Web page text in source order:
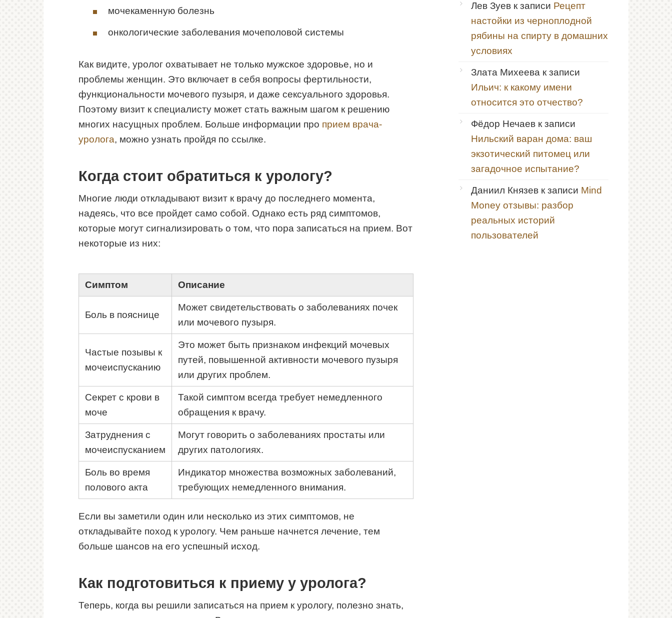
мочекаменную болезнь
онкологические заболевания мочеполовой системы
Как видите, уролог охватывает не только мужское здоровье, но и
проблемы женщин. Это включает в себя вопросы фертильности,
функциональности мочевого пузыря, и даже сексуального здоровья.
Поэтому визит к специалисту может стать важным шагом к решению
многих насущных проблем. Больше информации про прием врача-
уролога, можно узнать пройдя по ссылке.
Когда стоит обратиться к урологу?
Многие люди откладывают визит к врачу до последнего момента,
надеясь, что все пройдет само собой. Однако есть ряд симптомов,
которые могут сигнализировать о том, что пора записаться на прием. Вот
некоторые из них:
Симптом Описание
Боль в пояснице
Может свидетельствовать о заболеваниях почек
или мочевого пузыря.
Частые позывы к
мочеиспусканию
Это может быть признаком инфекций мочевых
путей, повышенной активности мочевого пузыря
или других проблем.
Секрет с крови в
моче
Такой симптом всегда требует немедленного
обращения к врачу.
Затруднения с
мочеиспусканием
Могут говорить о заболеваниях простаты или
других патологиях.
Боль во время
полового акта
Индикатор множества возможных заболеваний,
требующих немедленного внимания.
Если вы заметили один или несколько из этих симптомов, не
откладывайте поход к урологу. Чем раньше начнется лечение, тем
больше шансов на его успешный исход.
Как подготовиться к приему у уролога?
Теперь, когда вы решили записаться на прием к урологу, полезно знать,
Лев Зуев к записи Рецепт
настойки из черноплодной
рябины на спирту в домашних
условиях
Злата Михеева к записи
Ильич: к какому имени
относится это отчество?
Фёдор Нечаев к записи
Нильский варан дома: ваш
экзотический питомец или
загадочное испытание?
Даниил Князев к записи Mind
Money отзывы: разбор
реальных историй
пользователей